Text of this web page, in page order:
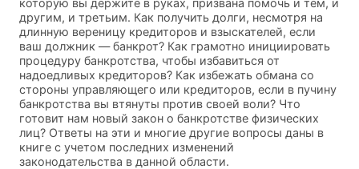
другим, и третьим. Как получить долги, несмотря на
длинную вереницу кредиторов и взыскателей, если
ваш должник — банкрот? Как грамотно инициировать
процедуру банкротства, чтобы избавиться от
надоедливых кредиторов? Как избежать обмана со
стороны управляющего или кредиторов, если в пучину
банкротства вы втянуты против своей воли? Что
готовит нам новый закон о банкротстве физических
лиц? Ответы на эти и многие другие вопросы даны в
книге с учетом последних изменений
законодательства в данной области.